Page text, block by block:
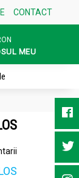
CONTACT
MEU